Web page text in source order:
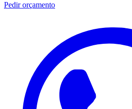
Pedir orçamento